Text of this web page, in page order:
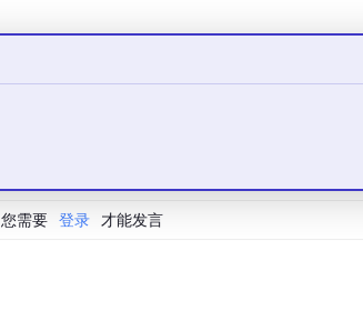
您需要 登录 才能发言